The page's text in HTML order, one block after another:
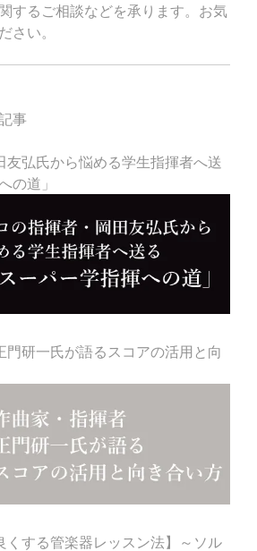
するご相談などを承ります。お気
さい。
事
友弘氏から悩める学生指揮者へ送
の道」
門研一氏が語るスコアの活用と向
くする管楽器レッスン法】～ソル